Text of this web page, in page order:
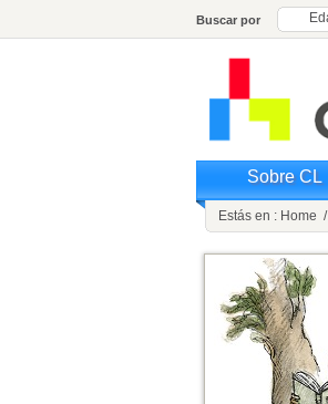
Buscar por
Sobre CL
Estás en : Home